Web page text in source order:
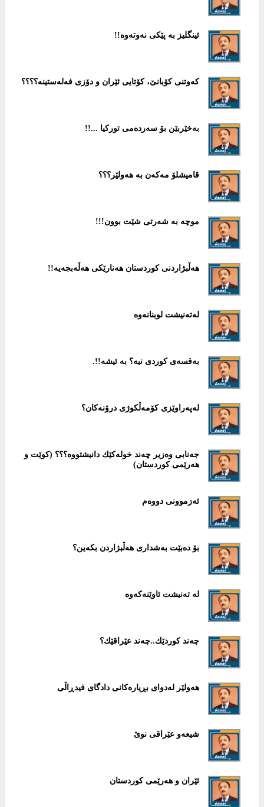
ئینگلیز بە پێكی نەوتەوە!!
كەوتنی كۆبانێ، كۆتایی ئێران و دۆزی فەلەستینە؟؟؟؟
به‌خێربێن بۆ سه‌رده‌می توركیا ...!!
قامیشلۆ مەكەن بە هەولێر؟؟؟
موچە بە شەرتی شێت بوون!!!
هەڵبژاردنی كوردستان هەنارێكی هەڵەبجەیە!!
لەتەنیشت لوبنانەوە
بەقسەی كوردی نیە؟ بە ئیشە!!.
لەپەراوێزی كۆمەڵكوژی درۆنەكان؟
جەنابی وەزیر چەند خولەكێك دانیشتووە؟؟؟ (كوێت و
هەرێمی كوردستان)
ئەزموونی دووەم
بۆ ده‌بێت به‌شداری هه‌ڵبژاردن بكه‌ین؟
له‌ ته‌نیشت ئاوێنه‌كه‌وه‌
چه‌ند كوردێك..چه‌ند عێراقێك؟
هەولێر لەدوای بڕیارەكانی دادگای فیدڕاڵی
شیعەو عێراقی نوێ
ئێران و هەرێمی كوردستان